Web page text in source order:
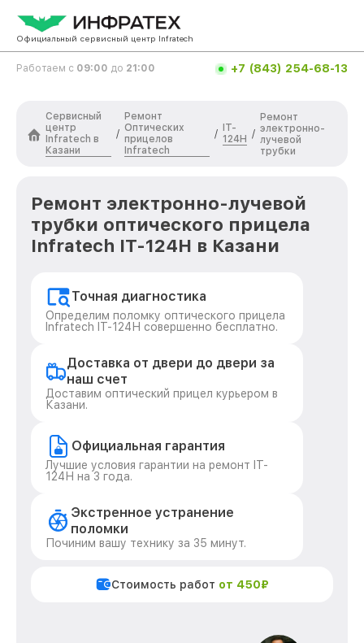
Официальный сервисный центр Infratech
Работаем с 09:00 до 21:00 +7 (843) 254-68-13
Сервисный
центр
Infratech в
Казани
/
Ремонт
Оптических
прицелов
Infratech
/
IT-
124Н /
Ремонт
электронно-
лучевой
трубки
Ремонт электронно-лучевой
трубки оптического прицела
Infratech IT-124Н в Казани
Точная диагностика
Определим поломку оптического прицела
Infratech IT-124Н совершенно бесплатно.
Доставка от двери до двери за
наш счет
Доставим оптический прицел курьером в
Казани.
Официальная гарантия
Лучшие условия гарантии на ремонт IT-
124Н на 3 года.
Экстренное устранение
поломки
Починим вашу технику за 35 минут.
Стоимость работ от 450₽